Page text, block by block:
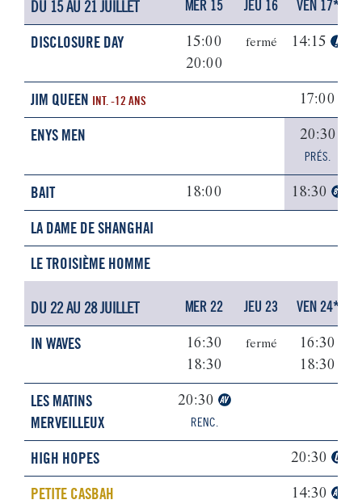
DU 15 AU 21 JUILLET MER 15 JEU 16 VEN 17*
DISCLOSURE DAY
15:00
20:00
fermé 14:15
JIM QUEEN INT. -12 ANS 17:00
ENYS MEN 20:30
PRÉS.
BAIT 18:00 18:30
LA DAME DE SHANGHAI
LE TROISIÈME HOMME
DU 22 AU 28 JUILLET MER 22 JEU 23 VEN 24*
IN WAVES
16:30
18:30
fermé
16:30
18:30
LES MATINS
MERVEILLEUX
20:30
RENC.
HIGH HOPES 20:30
PETITE CASBAH 14:30